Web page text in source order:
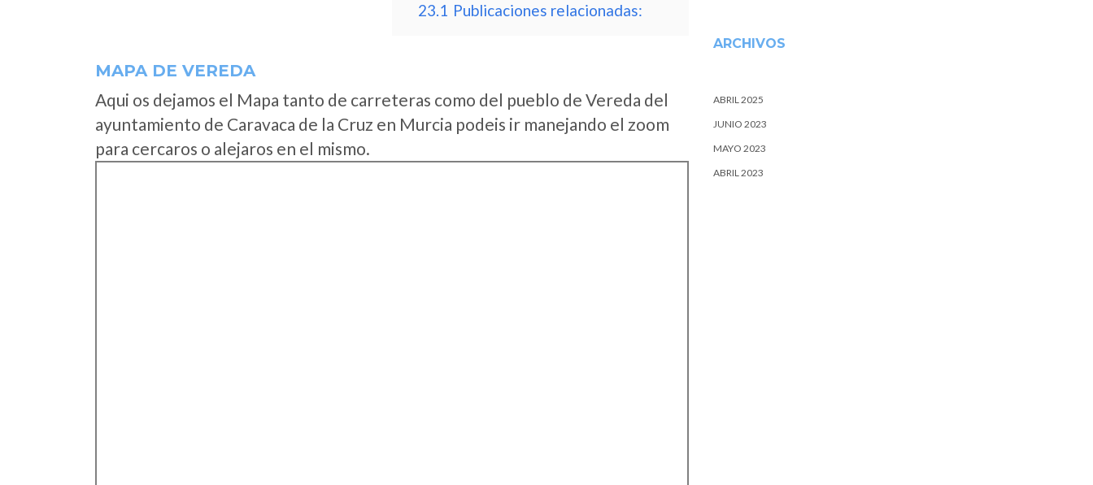
23.1 Publicaciones relacionadas:
MAPA DE VEREDA
Aqui os dejamos el Mapa tanto de carreteras como del pueblo de Vereda del
ayuntamiento de Caravaca de la Cruz en Murcia podeis ir manejando el zoom
para cercaros o alejaros en el mismo.
ARCHIVOS
ABRIL 2025
JUNIO 2023
MAYO 2023
ABRIL 2023